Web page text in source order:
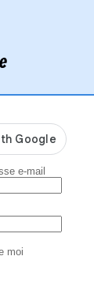
e-mail
moi